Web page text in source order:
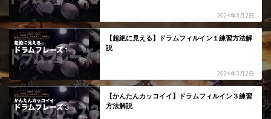
2024年3月2日
【超絶に見える】ドラムフィルイン１練習方法解
説
2024年3月2日
【かんたんカッコイイ】ドラムフィルイン３練習
方法解説